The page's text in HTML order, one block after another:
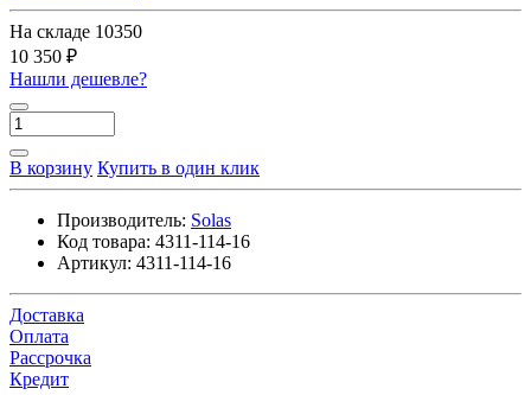
На складе 10350
10 350 ₽
Нашли дешевле?
В корзину Купить в один клик
Производитель: Solas
Код товара: 4311-114-16
Артикул: 4311-114-16
Доставка
Оплата
Рассрочка
Кредит